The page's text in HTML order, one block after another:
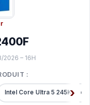
– 16H
:
Intel Core Ultra 5 245K —